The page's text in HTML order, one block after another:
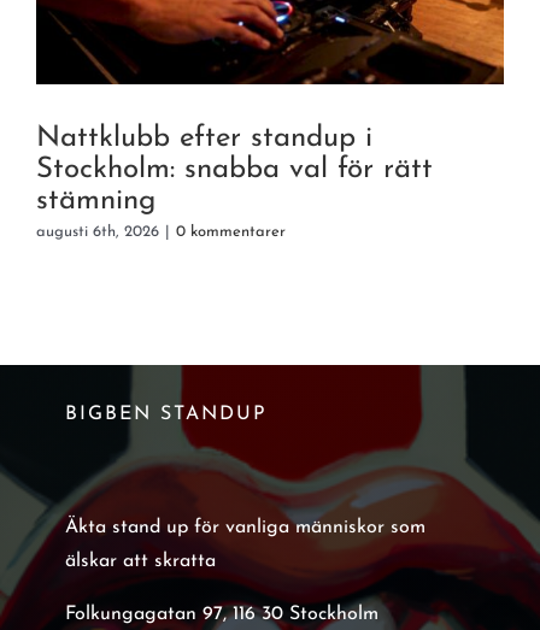
Nattklubb efter standup i
Stockholm: snabba val för rätt
stämning
augusti 6th, 2026 0 kommentarer
BIGBEN STANDUP
Äkta stand up för vanliga människor som
älskar att skratta
Folkungagatan 97, 116 30 Stockholm